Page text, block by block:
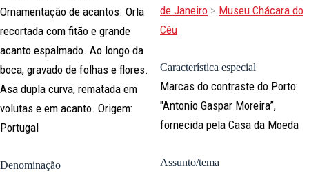
Ornamentação de acantos. Orla
recortada com fitão e grande
acanto espalmado. Ao longo da
boca, gravado de folhas e flores.
Asa dupla curva, rematada em
volutas e em acanto. Origem:
Portugal
Denominação
de Janeiro > Museu Chácara do
Céu
Característica especial
Marcas do contraste do Porto:
"Antonio Gaspar Moreira”,
fornecida pela Casa da Moeda
Assunto/tema